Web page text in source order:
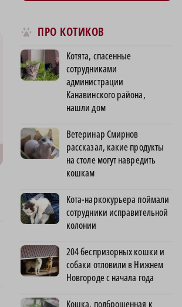
ПРО КОТИКОВ
Котята, спасенные
сотрудниками
администрации
Канавинского района,
нашли дом
Ветеринар Смирнов
рассказал, какие продукты
на столе могут навредить
кошкам
Кота-наркокурьера поймали
сотрудники исправительной
колонии
204 беспризорных кошки и
собаки отловили в Нижнем
Новгороде с начала года
Кошка, подброшенная к